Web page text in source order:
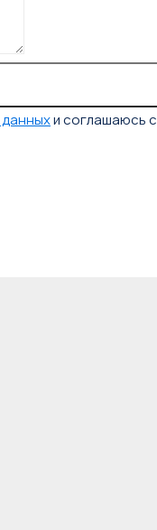
и соглашаюсь с